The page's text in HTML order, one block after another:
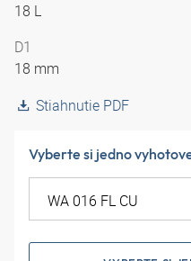
18 L
D1
18 mm
Stiahnutie PDF
Vyberte si jedno